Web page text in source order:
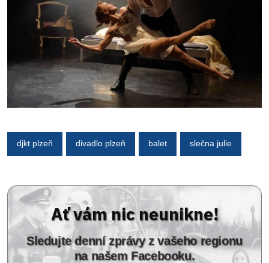
djkt plzeň divadlo plzeň balet slečna julie
Ať vám nic neunikne!
Sledujte denní zprávy z vašeho regionu
na našem Facebooku.